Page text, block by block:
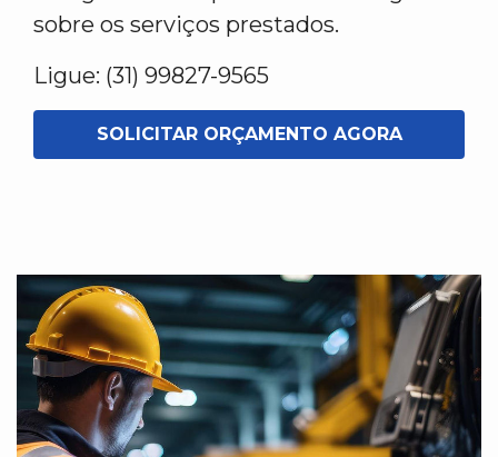
sobre os serviços prestados.
Ligue: (31) 99827-9565
SOLICITAR ORÇAMENTO AGORA